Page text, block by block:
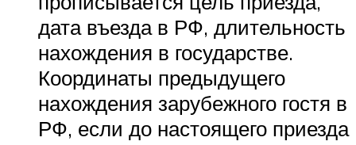
дата въезда в РФ, длительность
нахождения в государстве.
Координаты предыдущего
нахождения зарубежного гостя в
РФ, если до настоящего приезда